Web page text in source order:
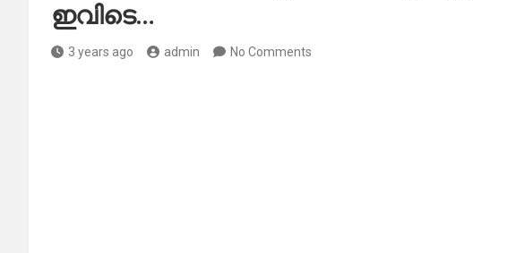
ഇവിടെ…
3 years ago admin No Comments